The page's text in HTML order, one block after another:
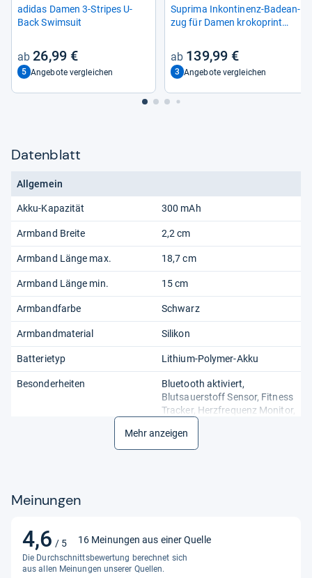
adi­das Damen 3-​Stri­pes U-​
Back Swim­suit
26,99 €
5 Angebote vergleichen
Suprima Inkon­ti­nenz-​Bade­an­
zug für Damen kro­ko­print
139,99 €
3 Angebote vergleichen
Datenblatt
Allgemein
Akku-Kapazität 300 mAh
Armband Breite 2,2 cm
Armband Länge max. 18,7 cm
Armband Länge min. 15 cm
Armbandfarbe Schwarz
Armbandmaterial Silikon
Batterietyp Lithium-Polymer-Akku
Besonderheiten
Bluetooth aktiviert,
Blutsauerstoff Sensor, Fitness
Tracker, Herzfrequenz Monitor,
Kamera, Musikplayer,
Schlaftracker, Wasserdicht,
Taschenlampe, Stresstracker,
Bildschirmhelligkeit einstellbar,
Energiesparmodus
Mehr anzeigen
Meinungen
4,6 / 5
4,6
von
5
16 Meinungen aus einer Quelle
Die Durchschnittsbewertung berechnet sich
aus allen Meinungen unserer Quellen.